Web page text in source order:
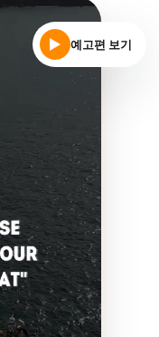
예고편 보기